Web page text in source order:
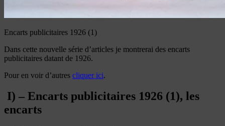
Encarts publicitaires 1926 (1)
Dans cette nouvelle série d’articles je montrerai des encarts
publicitaires datant de 1926.
Pour en voir d’autres cliquer ici.
I) – Encarts publicitaires 1926 (1), les
encarts